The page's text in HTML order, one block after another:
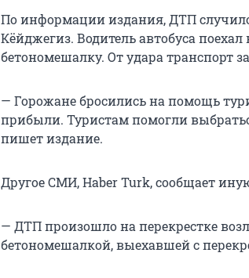
По информации издания, ДТП
Кёйджегиз. Водитель автобуса
бетономешалку. От удара транспорт
— Горожане бросились на помощь
прибыли. Туристам помогли
пишет издание.
Другое СМИ, Haber Turk, сообщает
— ДТП произошло на перекрестке
бетономешалкой, выехавшей с